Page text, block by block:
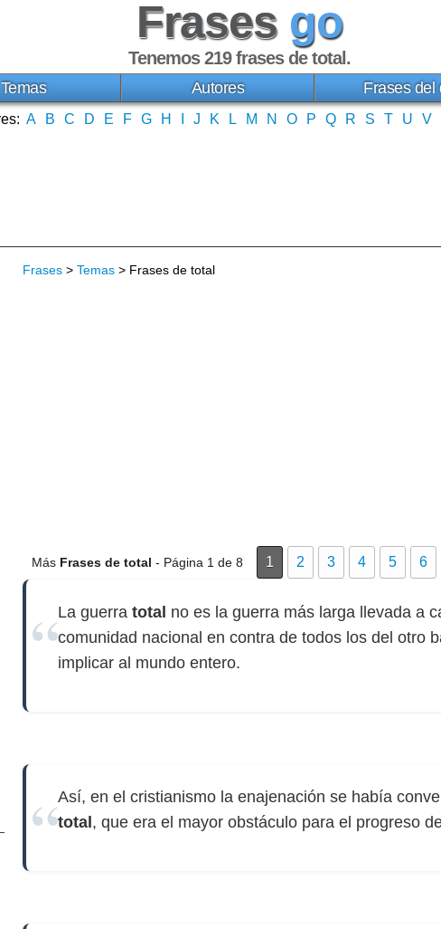
Frases go
Tenemos 219frases de total .
Temas Autores Frases del
A B C D E F G H J K L M N O P Q R S T U V
Frases > Temas > Frases de total
Más Frases de total - Página 1 de 8 1 2 3 4 5 6
La guerra total no es la guerra más larga llevada a
comunidad nacional en contra de todos los del otro
implicar al mundo entero.
Así, en el cristianismo la enajenación se había
total , que era el mayor obstáculo para el progreso